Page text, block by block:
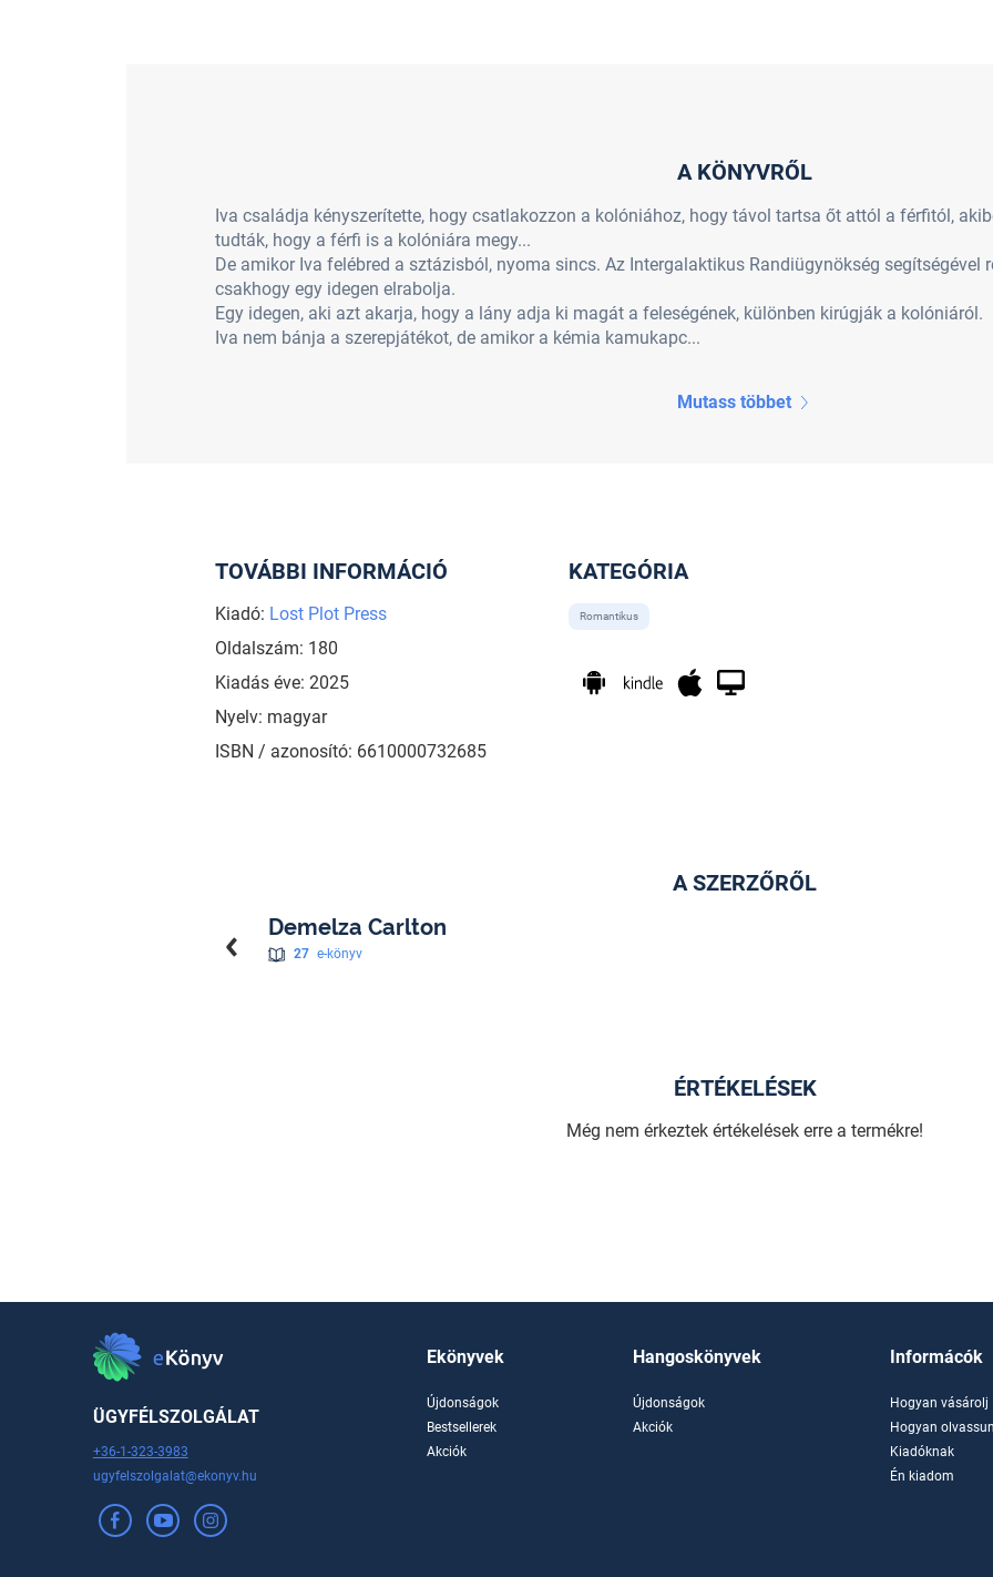
A KÖNYVRŐL
Iva családja kényszerítette, hogy csatlakozzon a kolóniához, hogy távol tartsa őt attól a férfitól,
tudták, hogy a férfi is a kolóniára megy...
De amikor Iva felébred a sztázisból, nyoma sincs. Az Intergalaktikus Randiügynökség segítségével
csakhogy egy idegen elrabolja.
Egy idegen, aki azt akarja, hogy a lány adja ki magát a feleségének, különben kirúgják a kolóniáról.
Iva nem bánja a szerepjátékot, de amikor a kémia kamukapc...
Mutass többet
TOVÁBBI INFORMÁCIÓ
Kiadó: Lost Plot Press
Oldalszám: 180
Kiadás éve: 2025
Nyelv: magyar
ISBN / azonosító: 6610000732685
KATEGÓRIA
Romantikus
A SZERZŐRŐL
Demelza Carlton
27 e-könyv
ÉRTÉKELÉSEK
Még nem érkeztek értékelések erre a termékre!
ÜGYFÉLSZOLGÁLAT
+36-1-323-3983
ugyfelszolgalat@ekonyv.hu
Ekönyvek
Újdonságok
Bestsellerek
Akciók
Hangoskönyvek
Újdonságok
Akciók
Informácók
Hogyan vásárolj
Hogyan
Kiadóknak
Én kiadom